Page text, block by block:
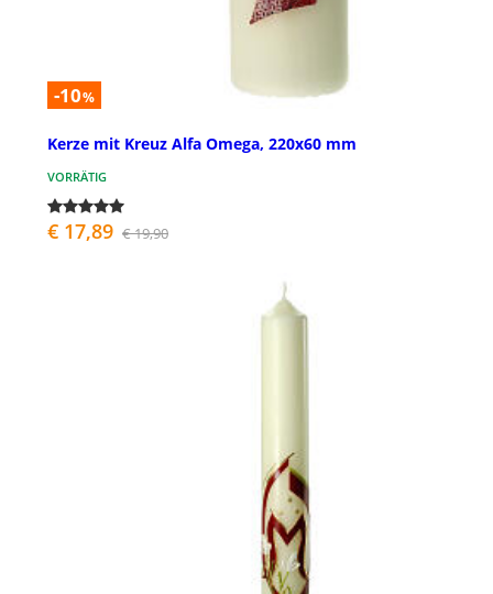
-10%
Kerze mit Kreuz Alfa Omega, 220x60 mm
VORRÄTIG
€ 17,89 € 19,90